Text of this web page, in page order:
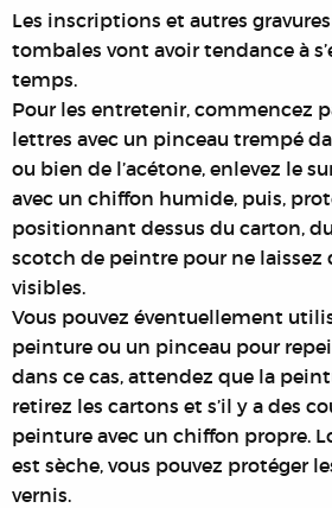
Les inscriptions et autres
tombales vont avoir tendance à
temps.
Pour les entretenir, commencez
lettres avec un pinceau trempé
ou bien de l’acétone, enlevez le
avec un chiffon humide, puis,
positionnant dessus du carton,
scotch de peintre pour ne laissez
visibles.
Vous pouvez éventuellement
peinture ou un pinceau pour
dans ce cas, attendez que la
retirez les cartons et s’il y a des
peinture avec un chiffon propre.
est sèche, vous pouvez protéger
vernis.